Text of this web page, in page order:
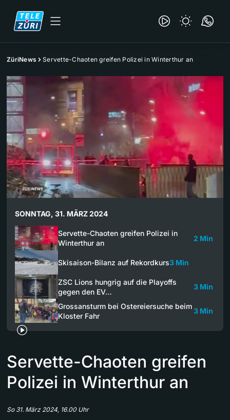
ZüriNews Servette-Chaoten greifen Polizei in Winterthur an
SONNTAG, 31. MÄRZ 2024
Servette-Chaoten greifen Polizei in
Winterthur an
2 Min
Skisaison-Bilanz auf Rekordkurs3 Min
ZSC Lions hungrig auf die Playoffs
gegen den EV…
3 Min
Grossansturm bei Ostereiersuche beim
Kloster Fahr
3 Min
Servette-Chaoten greifen
Polizei in Winterthur an
So 31. März 2024, 16.00 Uhr